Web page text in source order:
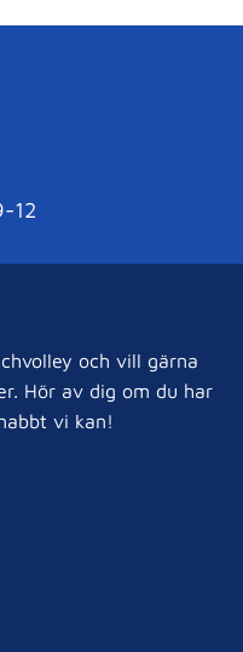
12
och vill gärna
Hör av dig om du har
vi kan!